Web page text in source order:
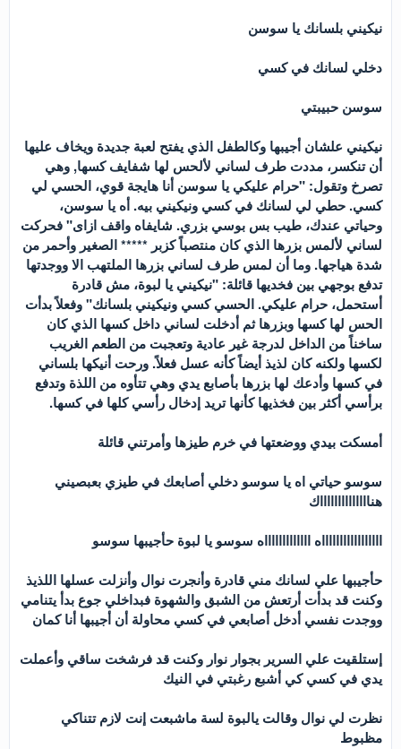
نيكيني بلسانك يا سوسن
دخلي لسانك في كسي
سوسن حبيبتي
نيكيني علشان أجيبها وكالطفل الذي يفتح لعبة جديدة ويخاف عليها
أن تنكسر، مددت طرف لساني لألحس لها شفايف كسها, وهي
تصرخ وتقول: "حرام عليكي يا سوسن أنا هايجة قوي، الحسي لي
كسي. حطي لي لسانك في كسي ونيكيني بيه. أه يا سوسن،
وحياتي عندك، طيب بس بوسي بزري. شايفاه واقف ازاى" فحركت
لساني لألمس بزرها الذي كان منتصباً كزبر ***** الصغير وأحمر من
شدة هياجها. وما أن لمس طرف لساني بزرها الملتهب الا ووجدتها
تدفع بوجهي بين فخديها قائلة: "نيكيني يا لبوة، مش قادرة
أستحمل، حرام عليكي. الحسي كسي ونيكيني بلسانك" وفعلاً بدأت
الحس لها كسها وبزرها ثم أدخلت لساني داخل كسها الذي كان
ساخناً من الداخل لدرجة غير عادية وتعجبت من الطعم الغريب
لكسها ولكنه كان لذيذ أيضاً كأنه عسل فعلاً. ورحت أنيكها بلساني
في كسها وأدعك لها بزرها بأصابع يدي وهي تتأوه من اللذة وتدفع
برأسي أكثر بين فخذيها كأنها تريد إدخال رأسي كلها في كسها.
أمسكت بيدي ووضعتها في خرم طيزها وأمرتني قائلة
سوسو حياتي اه يا سوسو دخلي أصابعك في طيزي بعبصيني
هنااااااااااااااك
اااااااااااااااااه اااااااااااااه سوسو يا لبوة حأجيبها سوسو
حأجيبها علي لسانك مني قادرة وأنجرت نوال وأنزلت عسلها اللذيذ
وكنت قد بدأت أرتعش من الشبق والشهوة فبداخلي جوع بدأ يتنامي
ووجدت نفسي أدخل أصابعي في كسي محاولة أن أجيبها أنا كمان
إستلقيت علي السرير بجوار نوار وكنت قد فرشخت ساقي وأعملت
يدي في كسي كي أشبع رغبتي في النيك
نظرت لي نوال وقالت يالبوة لسة ماشبعت إنت لازم تتناكي
مظبوط